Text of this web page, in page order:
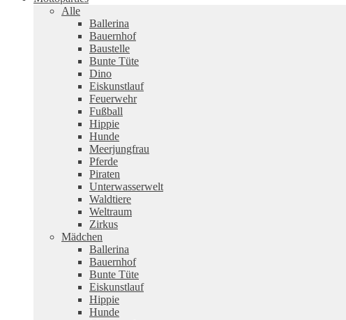
Alle
Ballerina
Bauernhof
Baustelle
Bunte Tüte
Dino
Eiskunstlauf
Feuerwehr
Fußball
Hippie
Hunde
Meerjungfrau
Pferde
Piraten
Unterwasserwelt
Waldtiere
Weltraum
Zirkus
Mädchen
Ballerina
Bauernhof
Bunte Tüte
Eiskunstlauf
Hippie
Hunde